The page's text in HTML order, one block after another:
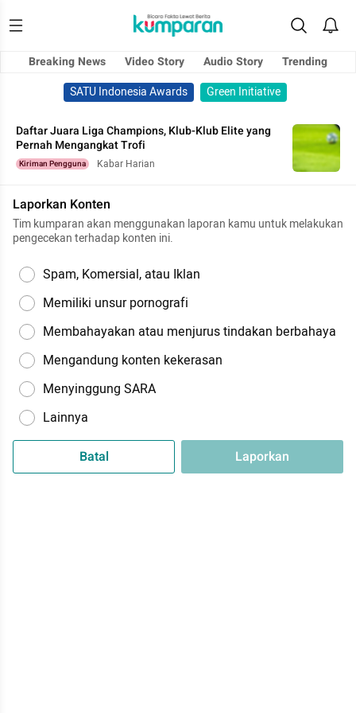
Breaking News Video Story Audio Story
Trending
SATU Indonesia Awards
Green Initiative
Daftar Juara Liga Champions, Klub-Klub Elite yang
Pernah Mengangkat Trofi
Kiriman Pengguna Kabar Harian
Laporkan Konten
Tim kumparan akan menggunakan laporan kamu untuk melakukan
pengecekan terhadap konten ini.
Spam, Komersial, atau Iklan
Memiliki unsur pornografi
Membahayakan atau menjurus tindakan berbahaya
Mengandung konten kekerasan
Menyinggung SARA
Lainnya
Batal Laporkan